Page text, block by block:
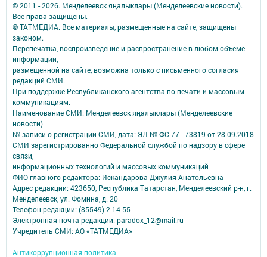
© 2011 - 2026. Менделеевск яӊалыклары (Менделеевские новости).
Все права защищены.
© ТАТМЕДИА. Все материалы, размещенные на сайте, защищены
законом.
Перепечатка, воспроизведение и распространение в любом объеме
информации,
размещенной на сайте, возможна только с письменного согласия
редакций СМИ.
При поддержке Республиканского агентства по печати и массовым
коммуникациям.
Наименование СМИ: Менделеевск яӊалыклары (Менделеевские
новости)
№ записи о регистрации СМИ, дата: ЭЛ № ФС 77 - 73819 от 28.09.2018
СМИ зарегистрированно Федеральной службой по надзору в сфере
связи,
информационных технологий и массовых коммуникаций
ФИО главного редактора: Искандарова Джулия Анатольевна
Адрес редакции: 423650, Республика Татарстан, Менделеевский р-н, г.
Менделеевск, ул. Фомина, д. 20
Телефон редакции: (85549) 2-14-55
Электронная почта редакции: paradox_12@mail.ru
Учредитель СМИ: АО «ТАТМЕДИА»
Антикоррупционная политика